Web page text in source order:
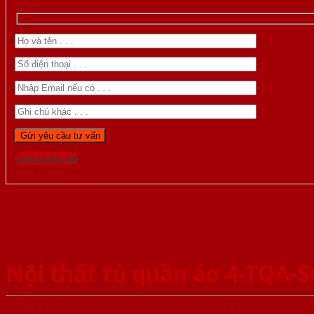
Gọi 0824.400.400
Nội thất tủ quần áo 4-TQA-